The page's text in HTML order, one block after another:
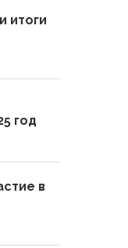
итоги
год
в